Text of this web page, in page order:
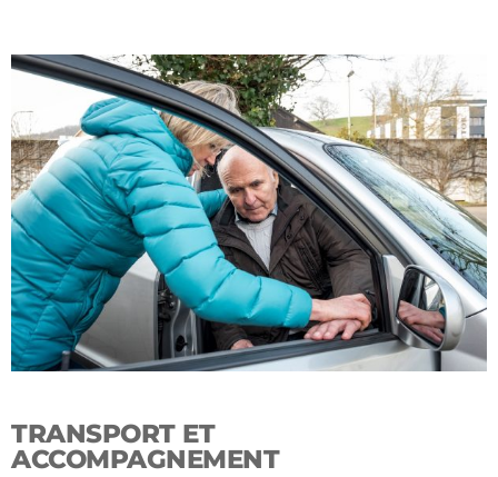
TRANSPORT ET
ACCOMPAGNEMENT